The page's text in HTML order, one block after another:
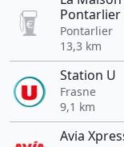
Pontarlier
Pontarlier
13,3 km
Station U
Frasne
9,1 km
Avia